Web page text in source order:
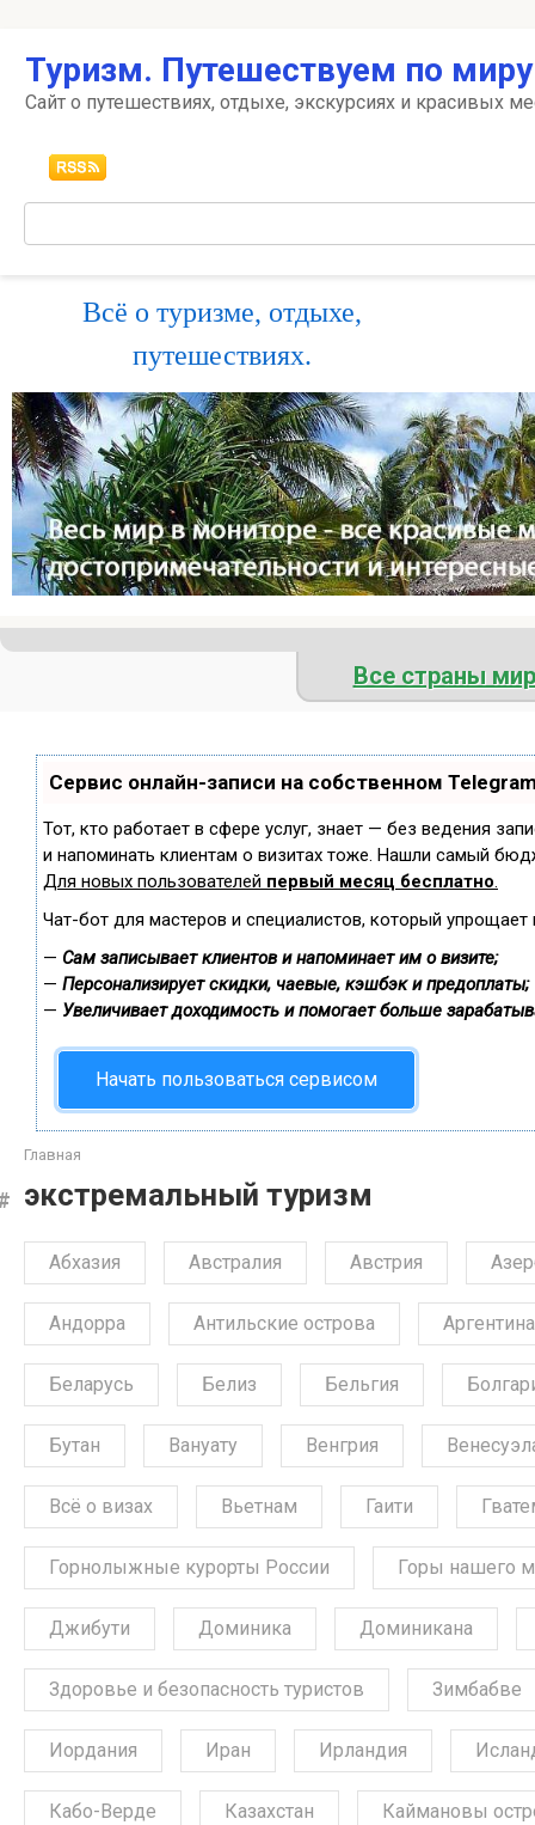
контенту
Туризм. Путешествуем по
Сайт о путешествиях, отдыхе, экскурсиях и красивых
Всё о туризме, отдыхе,
путешествиях.
Все страны
Сервис онлайн-записи на собственном
Тот, кто работает в сфере услуг, знает — без ведения
и напоминать клиентам о визитах тоже. Нашли самый
Для новых пользователей первый месяц бесплатно.
Чат-бот для мастеров и специалистов, который упрощает
— Сам записывает клиентов и напоминает им о визите;
— Персонализирует скидки, чаевые, кэшбэк и предоплаты;
— Увеличивает доходимость и помогает больше
Начать пользоваться сервисом
Главная
экстремальный туризм
Абхазия Австралия Австрия
Андорра Антильские острова Аргентина
Беларусь Белиз Бельгия
Бутан Вануату Венгрия
Всё о визах Вьетнам Гаити
Горнолыжные курорты России Горы нашего
Джибути Доминика Доминикана
Здоровье и безопасность туристов Зимбабве
Иордания Иран Ирландия
Кабо-Верде Казахстан Каймановы